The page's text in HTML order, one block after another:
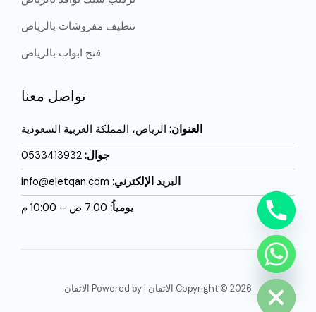
تنظيف مفروشات بالرياض
فتح ابواب بالرياض
تواصل معنا
العنوان: الرياض، المملكة العربية السعودية
جوال: 0533413932
البريد الإلكترني:
يومياُ:
Copyright © 2026 الاتقان | Powered by الاتقان
HIDE
CHATY